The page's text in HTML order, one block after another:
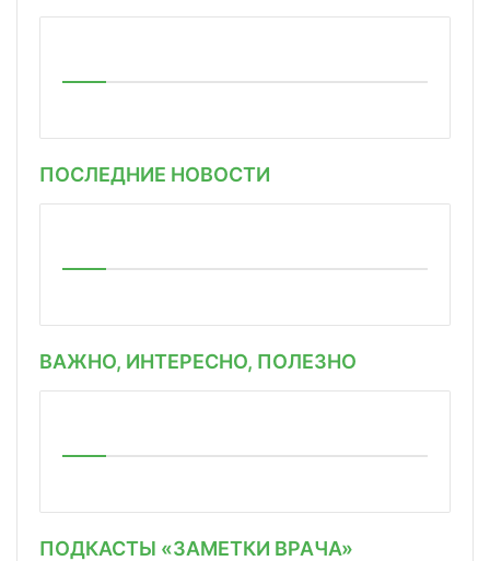
ПОСЛЕДНИЕ НОВОСТИ
ВАЖНО, ИНТЕРЕСНО, ПОЛЕЗНО
ПОДКАСТЫ «ЗАМЕТКИ ВРАЧА»